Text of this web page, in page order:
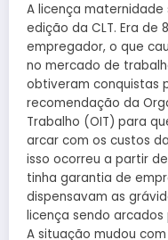
A licença maternidade
edição da CLT. Era de
empregador, o que
no mercado de
obtiveram conquistas
recomendação da
Trabalho (OIT) para
arcar com os custos
isso ocorreu a partir
tinha garantia de
dispensavam as
licença sendo
A situação mudou